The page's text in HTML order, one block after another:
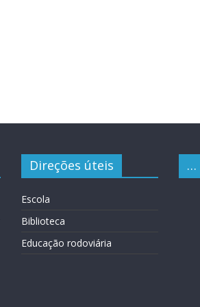
Direções úteis
Escola
Biblioteca
Educação rodoviária
…